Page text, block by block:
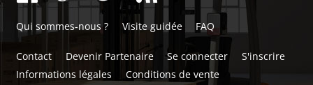
Qui sommes-nous ? Visite guidée FAQ
Contact Devenir Partenaire Se connecter
S'inscrire
Informations légales
Conditions de vente